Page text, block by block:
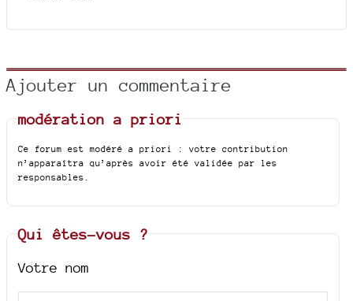
Ajouter un commentaire
modération a priori
Ce forum est modéré a priori : votre contribution
n’apparaîtra qu’après avoir été validée par les
responsables.
Qui êtes-vous ?
Votre nom